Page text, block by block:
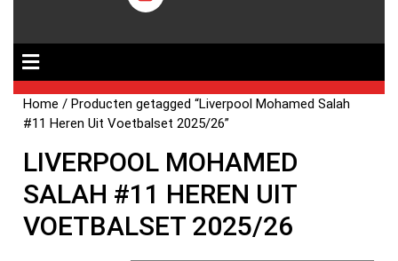
Home / Producten getagged “Liverpool Mohamed Salah
#11 Heren Uit Voetbalset 2025/26”
LIVERPOOL MOHAMED
SALAH #11 HEREN UIT
VOETBALSET 2025/26